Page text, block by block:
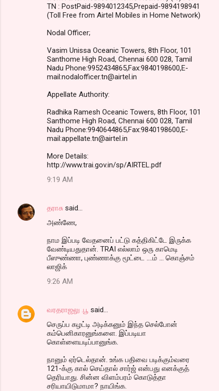
TN : PostPaid-9894012345,Prepaid-9894198941
(Toll Free from Airtel Mobiles in Home Network)
Nodal Officer;
Vasim Unissa Oceanic Towers, 8th Floor, 101
Santhome High Road, Chennai 600 028, Tamil
Nadu Phone:9952434865,Fax:9840198600,E-
mail:nodalofficer.tn@airtel.in
Appellate Authority:
Radhika Ramesh Oceanic Towers, 8th Floor, 101
Santhome High Road, Chennai 600 028, Tamil
Nadu Phone:9940644865,Fax:9840198600,E-
mail:appellate.tn@airtel.in
More Details:
http://www.trai.gov.in/sp/AIRTEL.pdf
9:19 AM
தராசு said…
அண்ணே,
நாம இப்படி வேதனைப் பட்டு கத்திகிட்டே இருக்க
வேண்டியதுதான். TRAI எல்லாம் ஒரு காமெடி
பீஸுண்ணா, புண்ணாக்கு மூட்டை ....ம் ... கொஞ்சம்
லாஜிக்
9:26 AM
வரதராஜலு .பூ said…
செருப்ப கழட்டி அடிக்கனும் இந்த செல்போன்
கம்பெனிகாரனுங்களை. இப்படியா
கொள்ளையடிப்பானுங்க.
நானும் ஏர்டெல்தான். உங்க பதிவை படிக்கும்வரை
121-க்கு கால் செய்தால் சார்ஜ் என்பது எனக்குத்
தெரியாது. சின்ன விளம்பரம் கொடுத்தா
சரியாயிடுமாமா? நாயிங்க.